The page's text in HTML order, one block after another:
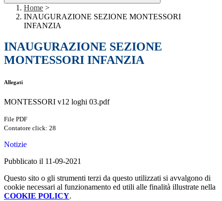
Home >
INAUGURAZIONE SEZIONE MONTESSORI
INFANZIA
INAUGURAZIONE SEZIONE
MONTESSORI INFANZIA
Allegati
MONTESSORI v12 loghi 03.pdf
File PDF
Contatore click: 28
Notizie
Pubblicato il 11-09-2021
Questo sito o gli strumenti terzi da questo utilizzati si avvalgono di
cookie necessari al funzionamento ed utili alle finalità illustrate nella
COOKIE POLICY.